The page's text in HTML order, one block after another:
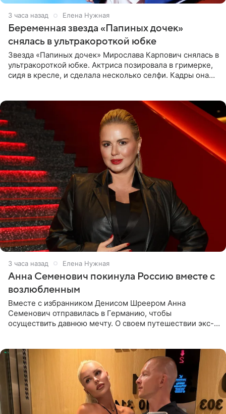
3 часа назад Елена Нужная
Беременная звезда «Папиных дочек»
снялась в ультракороткой юбке
Звезда «Папиных дочек» Мирослава Карпович снялась в
ультракороткой юбке. Актриса позировала в гримерке,
сидя в кресле, и сделала несколько селфи. Кадры она
3 часа назад Елена Нужная
Анна Семенович покинула Россию вместе с
возлюбленным
Вместе с избранником Денисом Шреером Анна
Семенович отправилась в Германию, чтобы
осуществить давнюю мечту. О своем путешествии экс-